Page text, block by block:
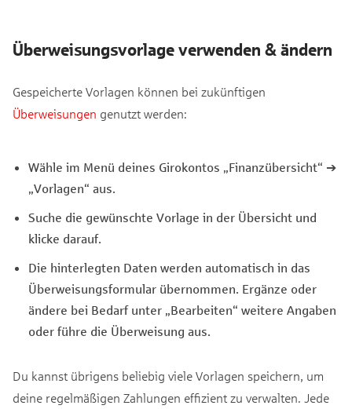
Überweisungsvorlage verwenden & ändern
Gespeicherte Vorlagen können bei zukünftigen
Überweisungen genutzt werden:
Wähle im Menü deines Girokontos „Finanzübersicht“ ➔
„Vorlagen“ aus.
Suche die gewünschte Vorlage in der Übersicht und
klicke darauf.
Die hinterlegten Daten werden automatisch in das
Überweisungsformular übernommen. Ergänze oder
ändere bei Bedarf unter „Bearbeiten“ weitere Angaben
oder führe die Überweisung aus.
Du kannst übrigens beliebig viele Vorlagen speichern, um
deine regelmäßigen Zahlungen effizient zu verwalten. Jede